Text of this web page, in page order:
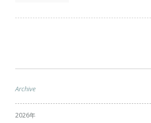
Archive
2026